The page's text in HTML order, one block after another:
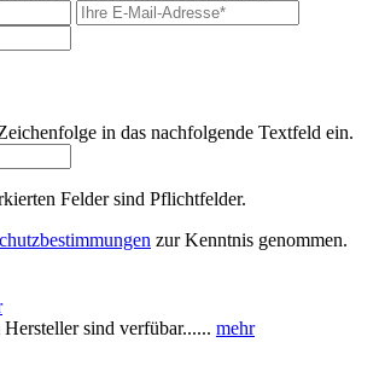
in das nachfolgende Textfeld ein.
Felder sind Pflichtfelder.
zur Kenntnis genommen.
sind verfübar...... mehr